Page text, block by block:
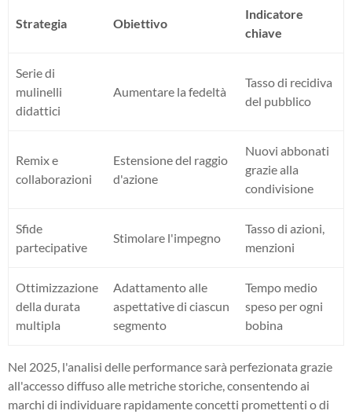
Strategia Obiettivo
Indicatore
chiave
Serie di
mulinelli
didattici
Aumentare la fedeltà
Tasso di recidiva
del pubblico
Remix e
collaborazioni
Estensione del raggio
d'azione
Nuovi abbonati
grazie alla
condivisione
Sfide
partecipative
Stimolare l'impegno
Tasso di azioni,
menzioni
Ottimizzazione
della durata
multipla
Adattamento alle
aspettative di ciascun
segmento
Tempo medio
speso per ogni
bobina
Nel 2025, l'analisi delle performance sarà perfezionata grazie
all'accesso diffuso alle metriche storiche, consentendo ai
marchi di individuare rapidamente concetti promettenti o di